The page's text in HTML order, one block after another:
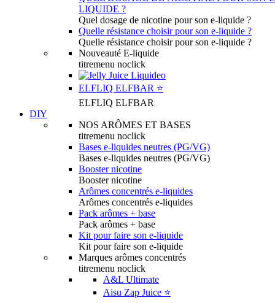
LIQUIDE ?
Quel dosage de nicotine pour son e-liquide ?
Quelle résistance choisir pour son e-liquide ?
Quelle résistance choisir pour son e-liquide ?
Nouveauté E-liquide
titremenu noclick
ELFLIQ ELFBAR ⭐️
ELFLIQ ELFBAR
DIY
NOS ARÔMES ET BASES
titremenu noclick
Bases e-liquides neutres (PG/VG)
Bases e-liquides neutres (PG/VG)
Booster nicotine
Booster nicotine
Arômes concentrés e-liquides
Arômes concentrés e-liquides
Pack arômes + base
Pack arômes + base
Kit pour faire son e-liquide
Kit pour faire son e-liquide
Marques arômes concentrés
titremenu noclick
A&L Ultimate
Aisu Zap Juice ⭐️